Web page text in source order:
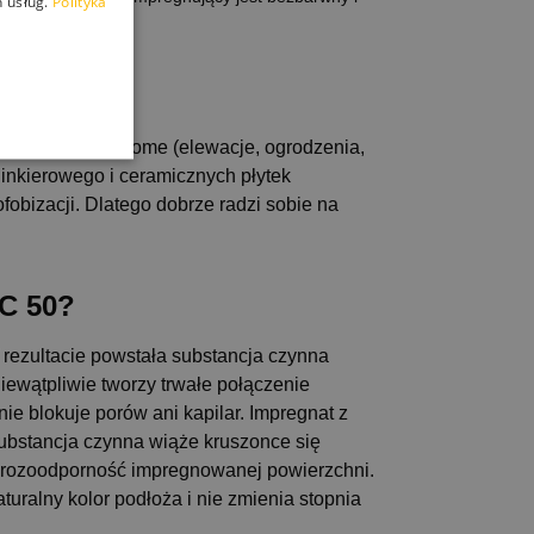
i poziome (elewacje, ogrodzenia,
i ceramicznych płytek
Dlatego dobrze radzi sobie na
50?
powstała substancja czynna
tworzy trwałe połączenie
blokuje porów ani kapilar. Impregnat z
czynna wiąże kruszonce się
impregnowanej powierzchni.
kolor podłoża i nie zmienia stopnia